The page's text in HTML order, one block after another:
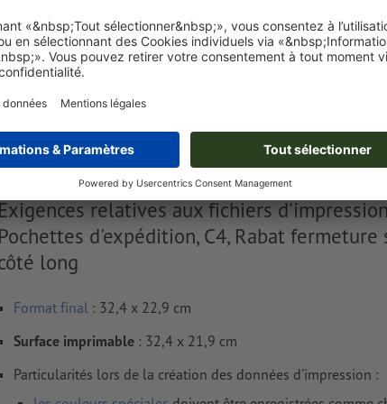
€ 287,99 €
approx. :
jeu. 20 août - ven. 21 août
env.
5,3 kg
Exigences relatives aux fichiers d'impression
Pochettes d'expédition, C4, Rabat fermeture
long
Format final : 32,4 x 22,9 cm
Surface imprimable : 32,4 x 21,9 cm
Particularités lors de la création des données d'impression :